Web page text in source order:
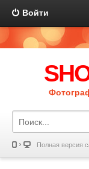
Войти
Полная версия